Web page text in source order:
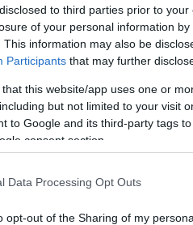
to third parties prior to
of your personal information
This information may also be
Participants that may further
that this website/app uses one or
but not limited to your visit
to Google and its third-party tags
consent section.
Data Processing Opt Outs
opt-out of the Sharing of my
της